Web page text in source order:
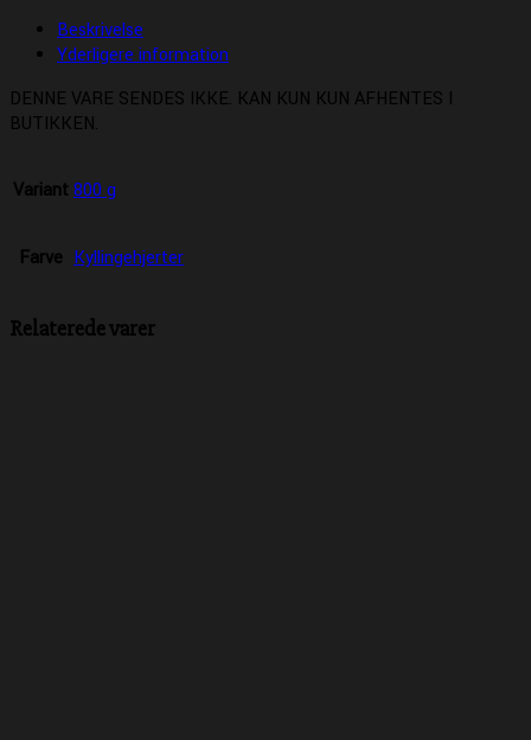
Beskrivelse
Yderligere information
DENNE VARE SENDES IKKE. KAN KUN KUN AFHENTES I
BUTIKKEN.
Variant 800 g
Farve Kyllingehjerter
Relaterede varer